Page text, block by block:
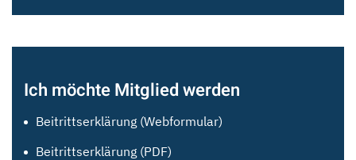
Ich möchte Mitglied werden
Beitrittserklärung (Webformular)
Beitrittserklärung (PDF)